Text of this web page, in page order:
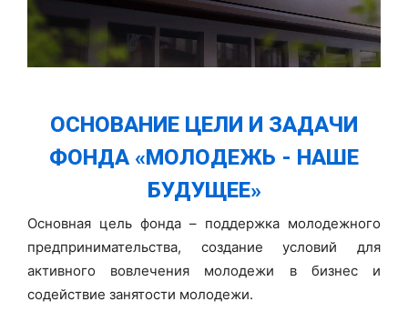
ОСНОВАНИЕ ЦЕЛИ И ЗАДАЧИ
ФОНДА «МОЛОДЕЖЬ - НАШЕ
БУДУЩЕЕ»
Основная цель фонда – поддержка молодежного
предпринимательства, создание условий для
активного вовлечения молодежи в бизнес и
содействие занятости молодежи.